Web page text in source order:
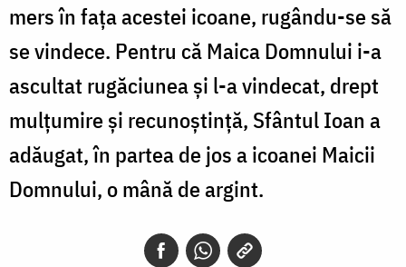
mers în faţa acestei icoane, rugându-se să
se vindece. Pentru că Maica Domnului i-a
ascultat rugăciunea şi l-a vindecat, drept
mulţumire şi recunoştinţă, Sfântul Ioan a
adăugat, în partea de jos a icoanei Maicii
Domnului, o mână de argint.